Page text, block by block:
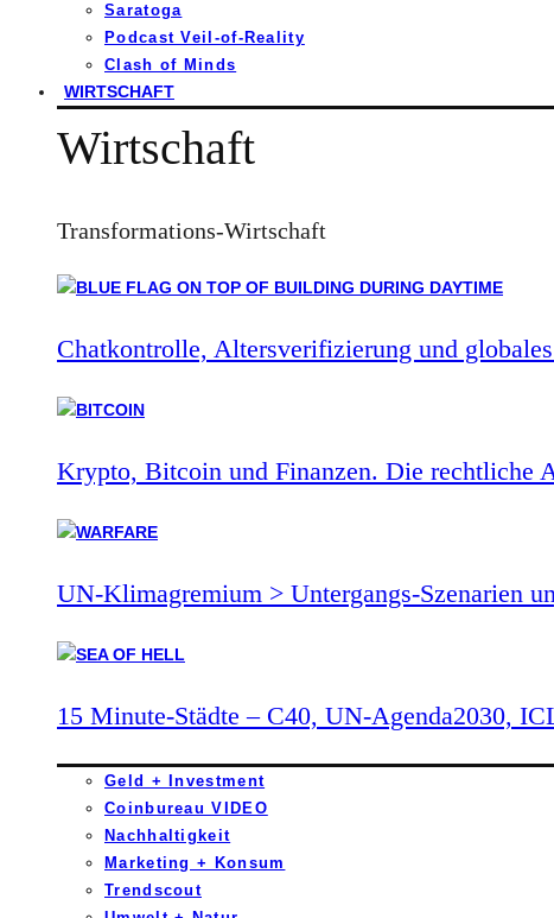
Saratoga
Podcast Veil-of-Reality
Clash of Minds
WIRTSCHAFT
Wirtschaft
Transformations-Wirtschaft
Chatkontrolle, Altersverifizierung und
Krypto, Bitcoin und Finanzen. Die rechtliche
UN-Klimagremium > Untergangs-Szenarien
15 Minute-Städte – C40, UN-Agenda2030,
Geld + Investment
Coinbureau VIDEO
Nachhaltigkeit
Marketing + Konsum
Trendscout